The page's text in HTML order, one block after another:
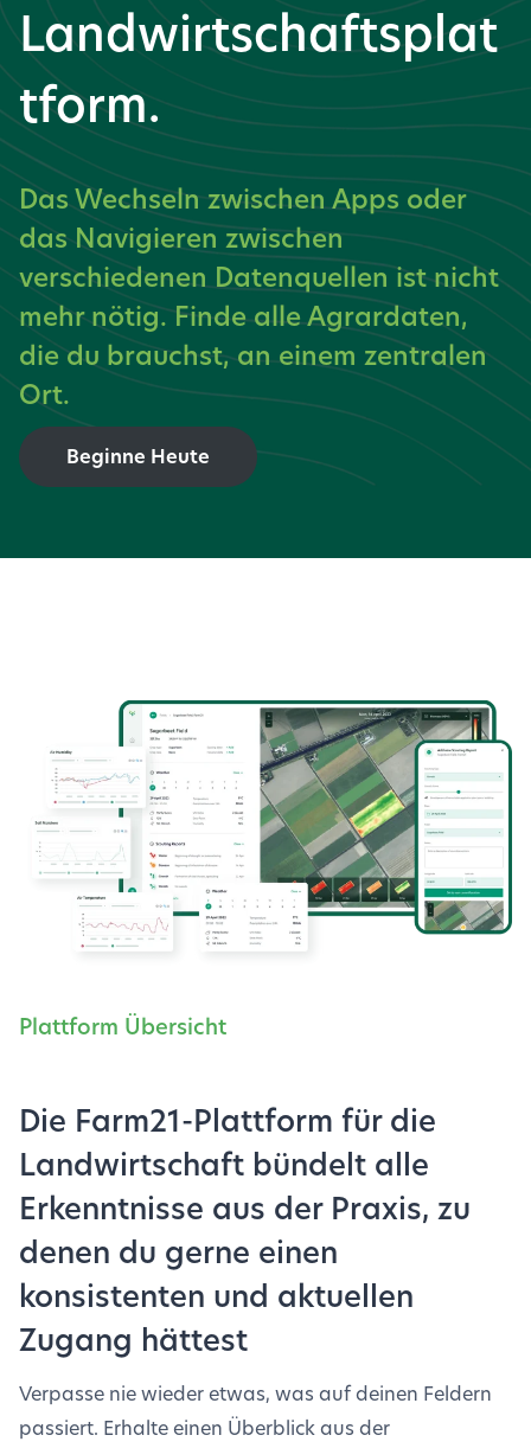
Landwirtschaftsplat
tform.
Das Wechseln zwischen Apps oder
das Navigieren zwischen
verschiedenen Datenquellen ist nicht
mehr nötig. Finde alle Agrardaten,
die du brauchst, an einem zentralen
Ort.
Beginne Heute
Plattform Übersicht
Die Farm21-Plattform für die
Landwirtschaft bündelt alle
Erkenntnisse aus der Praxis, zu
denen du gerne einen
konsistenten und aktuellen
Zugang hättest
Verpasse nie wieder etwas, was auf deinen Feldern
passiert. Erhalte einen Überblick aus der